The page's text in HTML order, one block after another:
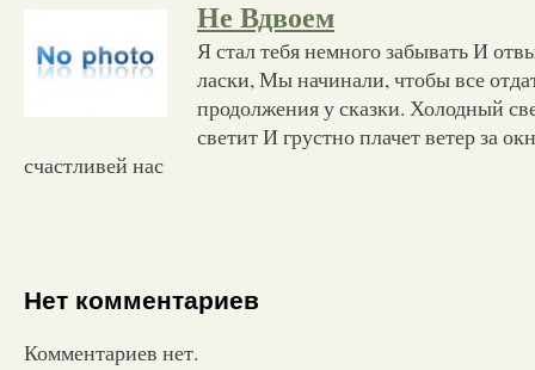
Не Вдвоем
Я стал тебя немного забывать И
ласки, Мы начинали, чтобы все
продолжения у сказки. Холодный
светит И грустно плачет ветер за
счастливей нас
Нет комментариев
Комментариев нет.